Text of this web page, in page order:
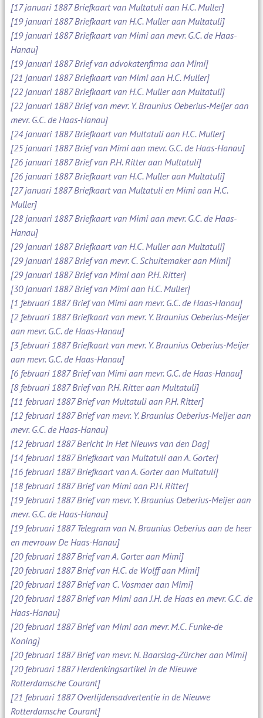
[17 januari 1887 Briefkaart van Multatuli aan H.C. Muller]
[19 januari 1887 Briefkaart van H.C. Muller aan Multatuli]
[19 januari 1887 Briefkaart van Mimi aan mevr. G.C. de Haas-
Hanau]
[19 januari 1887 Brief van advokatenfirma aan Mimi]
[21 januari 1887 Briefkaart van Mimi aan H.C. Muller]
[22 januari 1887 Briefkaart van H.C. Muller aan Multatuli]
[22 januari 1887 Brief van mevr. Y. Braunius Oeberius-Meijer aan
mevr. G.C. de Haas-Hanau]
[24 januari 1887 Briefkaart van Multatuli aan H.C. Muller]
[25 januari 1887 Brief van Mimi aan mevr. G.C. de Haas-Hanau]
[26 januari 1887 Brief van P.H. Ritter aan Multatuli]
[26 januari 1887 Briefkaart van H.C. Muller aan Multatuli]
[27 januari 1887 Briefkaart van Multatuli en Mimi aan H.C.
Muller]
[28 januari 1887 Briefkaart van Mimi aan mevr. G.C. de Haas-
Hanau]
[29 januari 1887 Briefkaart van H.C. Muller aan Multatuli]
[29 januari 1887 Brief van mevr. C. Schuitemaker aan Mimi]
[29 januari 1887 Brief van Mimi aan P.H. Ritter]
[30 januari 1887 Brief van Mimi aan H.C. Muller]
[1 februari 1887 Brief van Mimi aan mevr. G.C. de Haas-Hanau]
[2 februari 1887 Briefkaart van mevr. Y. Braunius Oeberius-Meijer
aan mevr. G.C. de Haas-Hanau]
[3 februari 1887 Briefkaart van mevr. Y. Braunius Oeberius-Meijer
aan mevr. G.C. de Haas-Hanau]
[6 februari 1887 Brief van Mimi aan mevr. G.C. de Haas-Hanau]
[8 februari 1887 Brief van P.H. Ritter aan Multatuli]
[11 februari 1887 Brief van Multatuli aan P.H. Ritter]
[12 februari 1887 Brief van mevr. Y. Braunius Oeberius-Meijer aan
mevr. G.C. de Haas-Hanau]
[12 februari 1887 Bericht in Het Nieuws van den Dag]
[14 februari 1887 Briefkaart van Multatuli aan A. Gorter]
[16 februari 1887 Briefkaart van A. Gorter aan Multatuli]
[18 februari 1887 Brief van Mimi aan P.H. Ritter]
[19 februari 1887 Brief van mevr. Y. Braunius Oeberius-Meijer aan
mevr. G.C. de Haas-Hanau]
[19 februari 1887 Telegram van N. Braunius Oeberius aan de heer
en mevrouw De Haas-Hanau]
[20 februari 1887 Brief van A. Gorter aan Mimi]
[20 februari 1887 Brief van H.C. de Wolff aan Mimi]
[20 februari 1887 Brief van C. Vosmaer aan Mimi]
[20 februari 1887 Brief van Mimi aan J.H. de Haas en mevr. G.C. de
Haas-Hanau]
[20 februari 1887 Brief van Mimi aan mevr. M.C. Funke-de
Koning]
[20 februari 1887 Brief van mevr. N. Baarslag-Zürcher aan Mimi]
[20 februari 1887 Herdenkingsartikel in de Nieuwe
Rotterdamsche Courant]
[21 februari 1887 Overlijdensadvertentie in de Nieuwe
Rotterdamsche Courant]